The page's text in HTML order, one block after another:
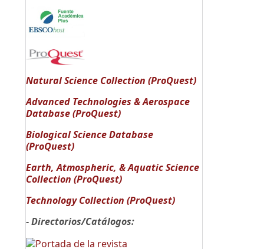
Natural Science Collection (ProQuest)
Advanced Technologies & Aerospace
Database (ProQuest)
Biological Science Database
(ProQuest)
Earth, Atmospheric, & Aquatic Science
Collection (ProQuest)
Technology Collection (ProQuest)
- Directorios/Catálogos: